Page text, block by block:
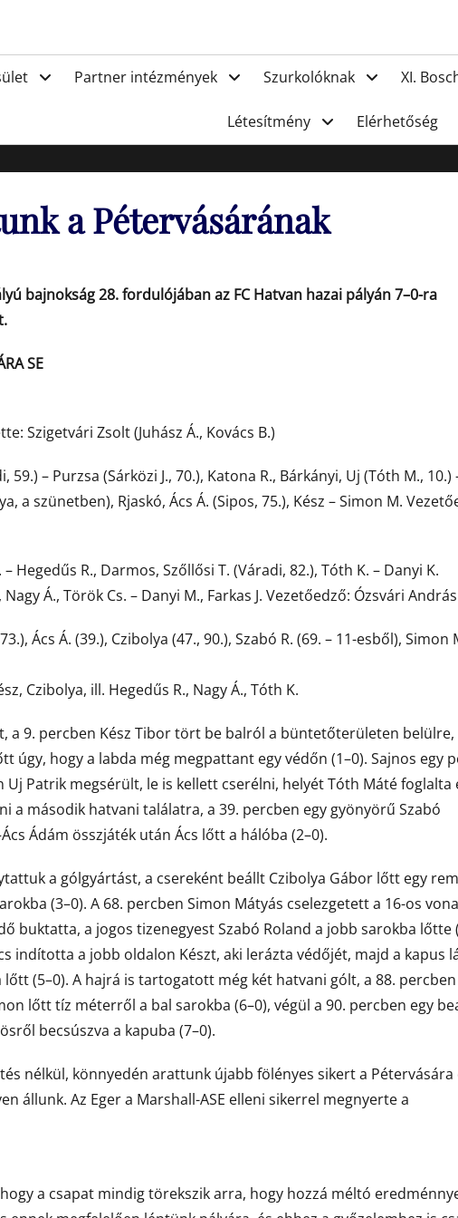
FC
Partner intézmények Szurkolóknak XI.
Létesítmény Elérhetőség
a Pétervásárának
bajnokság 28. fordulójában az FC Hatvan hazai pályán 7–0-ra
SE
Szigetvári Zsolt (Juhász Á., Kovács B.)
59.) – Purzsa (Sárközi J., 70.), Katona R., Bárkányi, Uj (Tóth M., 10.)
a szünetben), Rjaskó, Ács Á. (Sipos, 75.), Kész – Simon M.
– Hegedűs R., Darmos, Szőllősi T. (Váradi, 82.), Tóth K. – Danyi K.
Á., Török Cs. – Danyi M., Farkas J. Vezetőedző: Ózsvári András
Ács Á. (39.), Czibolya (47., 90.), Szabó R. (69. – 11-esből), Simon
Czibolya, ill. Hegedűs R., Nagy Á., Tóth K.
a 9. percben Kész Tibor tört be balról a büntetőterületen belülre,
úgy, hogy a labda még megpattant egy védőn (1–0). Sajnos egy
Uj Patrik megsérült, le is kellett cserélni, helyét Tóth Máté foglalta
a második hatvani találatra, a 39. percben egy gyönyörű Szabó
Ádám összjáték után Ács lőtt a hálóba (2–0).
a gólgyártást, a csereként beállt Czibolya Gábor lőtt egy
(3–0). A 68. percben Simon Mátyás cselezgetett a 16-os
buktatta, a jogos tizenegyest Szabó Roland a jobb sarokba lőtte
indította a jobb oldalon Készt, aki lerázta védőjét, majd a kapus
(5–0). A hajrá is tartogatott még két hatvani gólt, a 88.
lőtt tíz méterről a bal sarokba (6–0), végül a 90. percben egy
becsúszva a kapuba (7–0).
nélkül, könnyedén arattunk újabb fölényes sikert a Pétervására
állunk. Az Eger a Marshall-ASE elleni sikerrel megnyerte a
a csapat mindig törekszik arra, hogy hozzá méltó